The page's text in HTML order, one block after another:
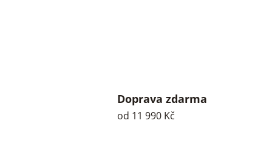
Doprava zdarma
od 11 990 Kč